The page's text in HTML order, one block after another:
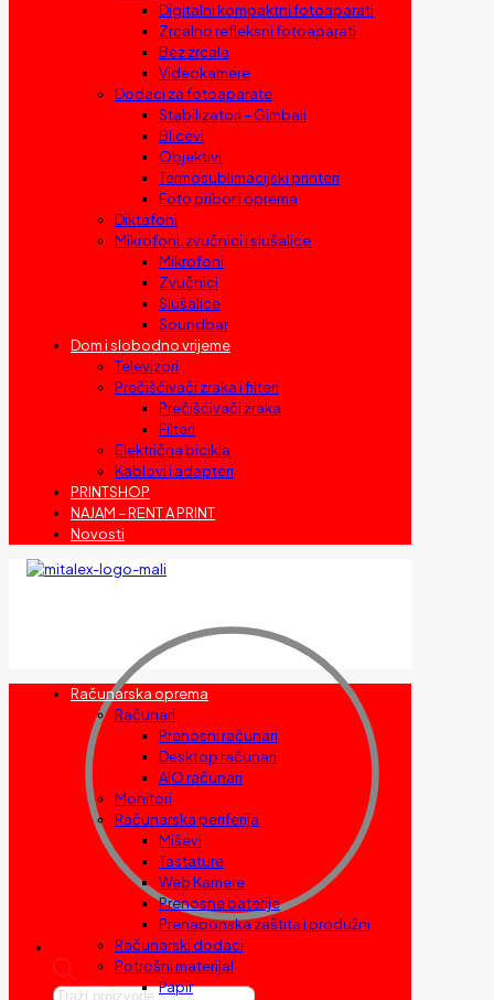
Digitalni kompaktni fotoaparati
Zrcalno refleksni fotoaparati
Bez zrcala
Videokamere
Dodaci za fotoaparate
Stabilizatori – Gimbali
Blicevi
Objektivi
Termosublimacijski printeri
Foto pribor i oprema
Diktafoni
Mikrofoni, zvučnici i slušalice
Mikrofoni
Zvučnici
Slušalice
Soundbar
Dom i slobodno vrijeme
Televizori
Prečišćivači zraka i filteri
Prečišćivači zraka
Filteri
Električna bicikla
Kablovi i adapteri
PRINTSHOP
NAJAM – RENT A PRINT
Novosti
Products
Računarska oprema
Računari
Prenosni računari
Desktop računari
AIO računari
Monitori
Računarska periferija
Miševi
Tastature
Web Kamere
Prenosne baterije
Prenaponska zaštita i produžni
Računarski dodaci
Potrošni materijal
Papir